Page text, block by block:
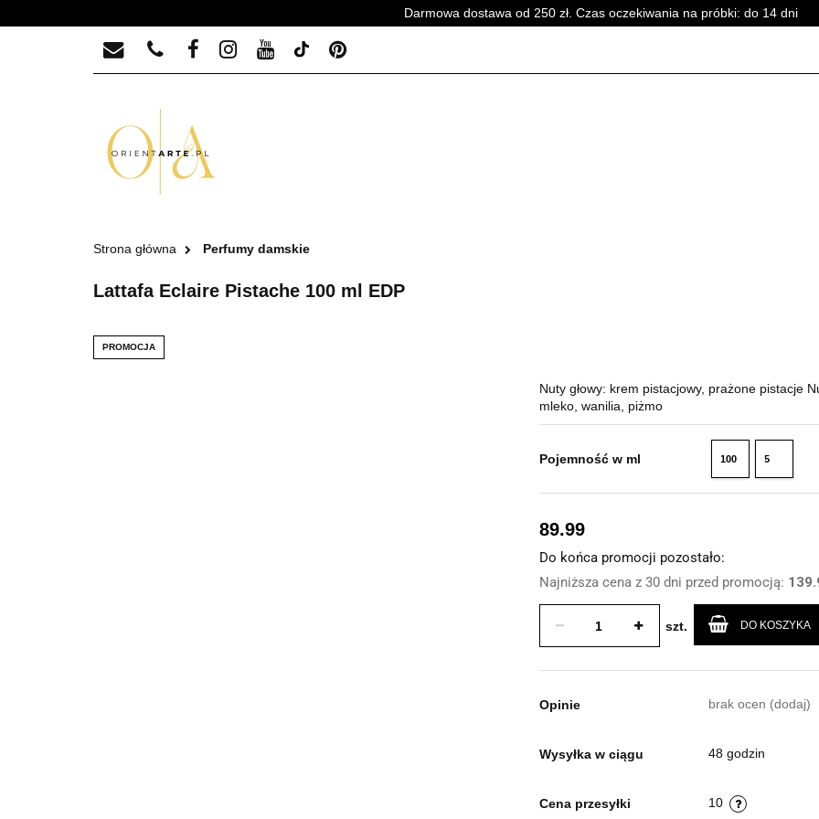
Darmowa dostawa od 250 zł. Czas oczekiwania na próbki: do 14 dni
PERFUMY MĘSKIE
Strona główna Perfumy damskie
Lattafa Eclaire Pistache 100 ml EDP
PROMOCJA
Nuty głowy: krem pistacjowy, prażone pistacje
mleko, wanilia, piżmo
Pojemność w ml
100
ml
5
ml
89.99
Do końca promocji pozostało:
Najniższa cena z 30 dni przed promocją:
szt. DO KOSZYKA
Opinie brak ocen (dodaj)
Wysyłka w ciągu 48 godzin
Cena przesyłki 10